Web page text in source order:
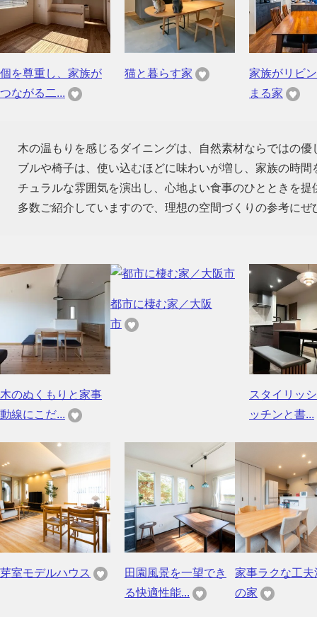
個を尊重し、家族が
つながる二...
猫と暮らす家
家族がリビ
まる家
木の温もりを感じるダイニングは、自然素材ならではの
ブルや椅子は、使い込むほどに味わいが増し、家族の時
チュラルな雰囲気を演出し、心地よい食事のひとときを
多数ご紹介していますので、理想の空間づくりの参考にぜ
木のぬくもりと家事
動線にこだ...
都市に棲む家／大阪
市
スタイリッ
ッチンと書...
芽室モデルハウス
田園風景を一望でき
る快適性能...
家事ラクな工夫
の家